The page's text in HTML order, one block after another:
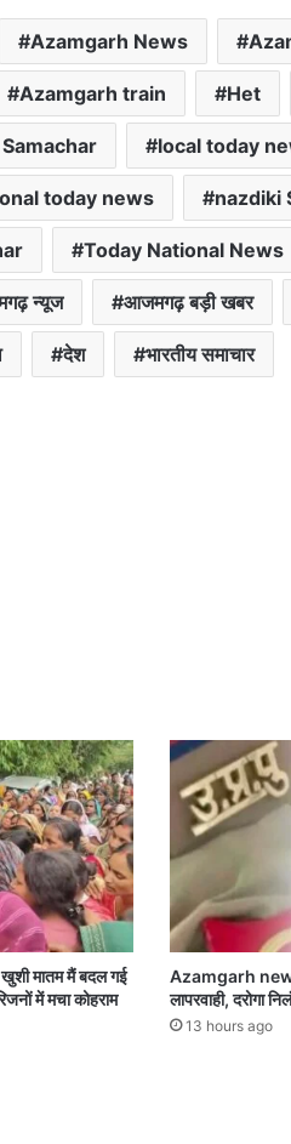
Azamgarh News
Azamgarh train Het
local today
today news nazdiki
Today National News
न्यूज आजमगढ़ बड़ी खबर
देश भारतीय समाचार
मातम मैं बदल गई
में मचा कोहराम
Azamgarh
लापरवाही, दरोगा
13 hours ago